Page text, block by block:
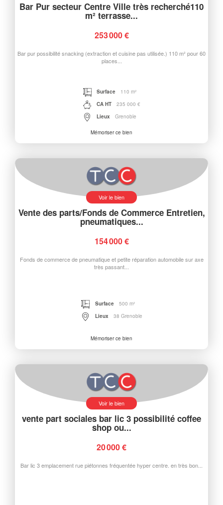
Bar Pur secteur Centre Ville très recherché110
m² terrasse...
253 000 €
Bar pur possibilité snacking (extraction et cuisine pas utilisée.) 110 m² pour 60
places...
Surface
110 m²
CA HT
235 000 €
Lieux
Grenoble
Mémoriser ce bien
Voir le bien
Vente des parts/Fonds de Commerce Entretien,
pneumatiques...
154 000 €
Fonds de commerce de pneumatique et petite réparation automobile sur axe
très passant...
Surface
500 m²
Lieux
38 Grenoble
Mémoriser ce bien
Voir le bien
vente part sociales bar lic 3 possibilité coffee
shop ou...
20 000 €
Bar lic 3 emplacement rue piétonnes fréquentée hyper centre. en très bon...